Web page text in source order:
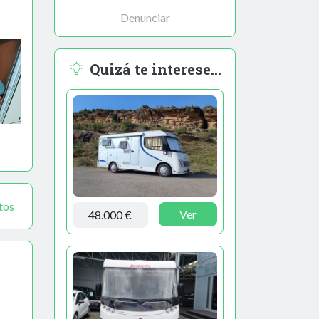
Denunciar
Quizá te interese...
48.000 € Ver